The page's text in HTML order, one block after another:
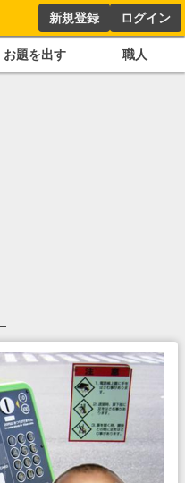
新規登録 ログイン
お題を出す 職人